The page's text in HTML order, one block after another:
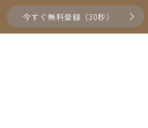
今すぐ無料登録（30秒）